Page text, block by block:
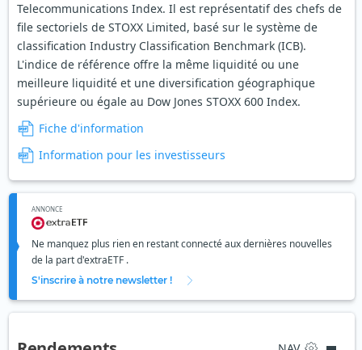
Telecommunications Index. Il est représentatif des chefs de
file sectoriels de STOXX Limited, basé sur le système de
classification Industry Classification Benchmark (ICB).
L'indice de référence offre la même liquidité ou une
meilleure liquidité et une diversification géographique
supérieure ou égale au Dow Jones STOXX 600 Index.
Fiche d'information
Information pour les investisseurs
ANNONCE
Ne manquez plus rien en restant connecté aux dernières nouvelles
de la part d'extraETF .
S'inscrire à notre newsletter !